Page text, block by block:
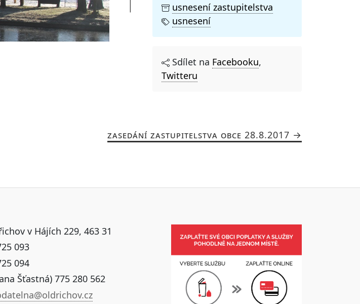
usnesení zastupitelstva
usnesení
Sdílet na Facebooku,
Twitteru
ZASEDÁNÍ ZASTUPITELSTVA OBCE 28.8.2017
v Hájích 229, 463 31
093
094
Šťastná) 775 280 562